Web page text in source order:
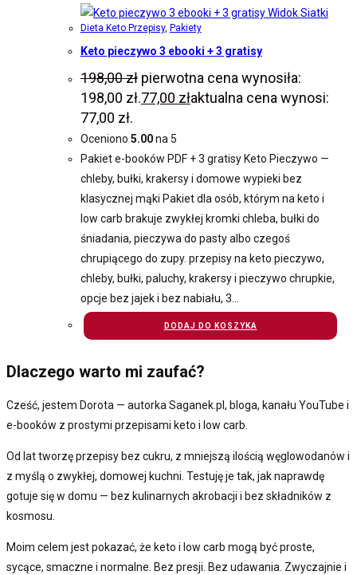
Widok Siatki
Dieta Keto Przepisy, Pakiety
Keto pieczywo 3 ebooki + 3 gratisy
198,00zł pierwotna cena wynosiła:
198,00 zł.77,00 złaktualna cena wynosi:
77,00 zł.
Oceniono 5.00na 5
Pakiet e-booków PDF + 3 gratisy Keto Pieczywo —
chleby, bułki, krakersy i domowe wypieki bez
klasycznej mąki Pakiet dla osób, którym na keto i
low carb brakuje zwykłej kromki chleba, bułki do
śniadania, pieczywa do pasty albo czegoś
chrupiącego do zupy. przepisy na keto pieczywo,
chleby, bułki, paluchy, krakersy i pieczywo chrupkie,
opcje bez jajek i bez nabiału, 3…
DODAJ DO KOSZYKA
Dlaczego warto mi zaufać?
Cześć, jestem Dorota — autorka Saganek.pl, bloga, kanału YouTube i
e-booków z prostymi przepisami keto i low carb.
Od lat tworzę przepisy bez cukru, z mniejszą ilością węglowodanów i
z myślą o zwykłej, domowej kuchni. Testuję je tak, jak naprawdę
gotuje się w domu — bez kulinarnych akrobacji i bez składników z
kosmosu.
Moim celem jest pokazać, że keto i low carb mogą być proste,
sycące, smaczne i normalne. Bez presji. Bez udawania. Zwyczajnie i